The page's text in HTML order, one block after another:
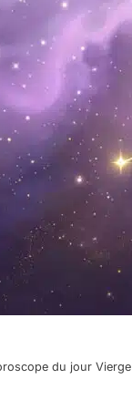
du jour Vierge